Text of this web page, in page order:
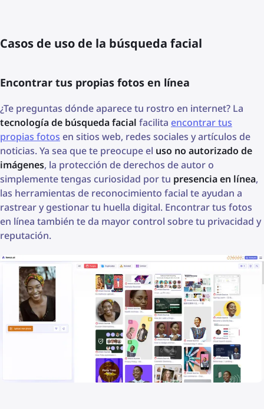
Casos de uso de la búsqueda facial
Encontrar tus propias fotos en línea
¿Te preguntas dónde aparece tu rostro en internet? La
tecnología de búsqueda facial facilita encontrar tus
propias fotos en sitios web, redes sociales y artículos de
noticias. Ya sea que te preocupe el uso no autorizado de
imágenes, la protección de derechos de autor o
simplemente tengas curiosidad por tu presencia en línea,
las herramientas de reconocimiento facial te ayudan a
rastrear y gestionar tu huella digital. Encontrar tus fotos
en línea también te da mayor control sobre tu privacidad y
reputación.